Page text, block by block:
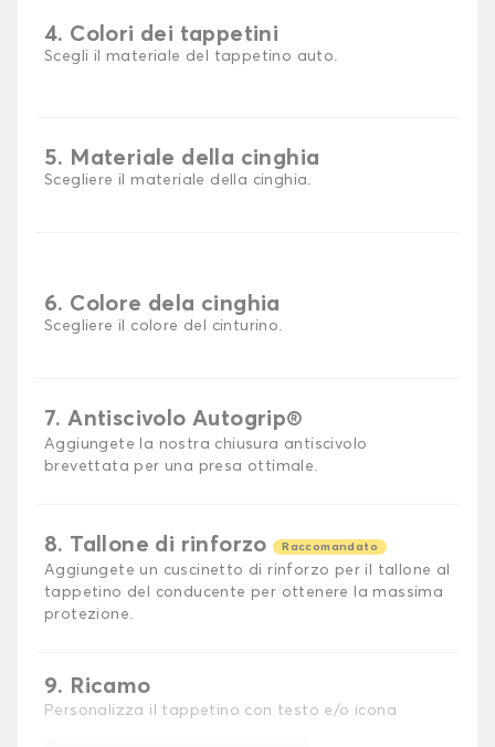
4. Colori dei tappetini
Scegli il materiale del tappetino auto.
5. Materiale della cinghia
Scegliere il materiale della cinghia.
6. Colore dela cinghia
Scegliere il colore del cinturino.
7. Antiscivolo Autogrip®
Aggiungete la nostra chiusura antiscivolo
brevettata per una presa ottimale.
8. Tallone di rinforzo Raccomandato
Aggiungete un cuscinetto di rinforzo per il tallone al
tappetino del conducente per ottenere la massima
protezione.
9. Ricamo
Personalizza il tappetino con testo e/o icona